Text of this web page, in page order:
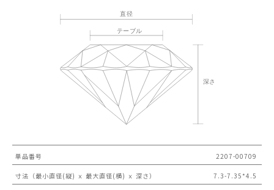
単品番号 2207-00709
寸法（最小直径(縦) ｘ 最大直径(横) ｘ 深さ） 7.3-7.35*4.5